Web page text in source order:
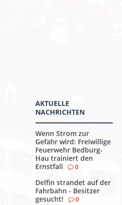
AKTUELLE
NACHRICHTEN
Wenn Strom zur
Gefahr wird: Freiwillige
Feuerwehr Bedburg-
Hau trainiert den
Ernstfall
0
Delfin strandet auf der
Fahrbahn - Besitzer
gesucht!
0